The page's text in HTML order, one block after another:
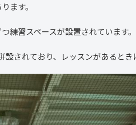
ます。
練習スペースが設置されています。
設されており、レッスンがあるとき